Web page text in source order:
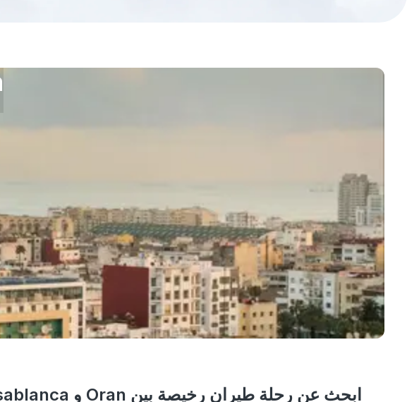
ابحث عن رحلة طيران رخيصة بين Oran و Casablanca